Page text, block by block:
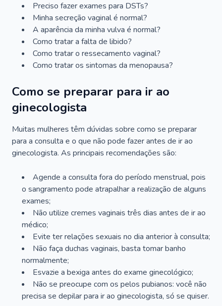
Preciso fazer exames para DSTs?
Minha secreção vaginal é normal?
A aparência da minha vulva é normal?
Como tratar a falta de libido?
Como tratar o ressecamento vaginal?
Como tratar os sintomas da menopausa?
Como se preparar para ir ao
ginecologista
Muitas mulheres têm dúvidas sobre como se preparar
para a consulta e o que não pode fazer antes de ir ao
ginecologista. As principais recomendações são:
Agende a consulta fora do período menstrual, pois
o sangramento pode atrapalhar a realização de alguns
exames;
Não utilize cremes vaginais três dias antes de ir ao
médico;
Evite ter relações sexuais no dia anterior à consulta;
Não faça duchas vaginais, basta tomar banho
normalmente;
Esvazie a bexiga antes do exame ginecológico;
Não se preocupe com os pelos pubianos: você não
precisa se depilar para ir ao ginecologista, só se quiser.